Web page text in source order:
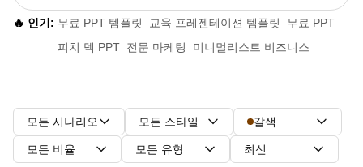
🔥 인기: 무료 PPT 템플릿 교육 프레젠테이션 템플릿
무료 PPT
피치 덱 PPT 전문 마케팅 미니멀리스트 비즈니스
모든 시나리오 모든 스타일 갈색
모든 비율 모든 유형 최신